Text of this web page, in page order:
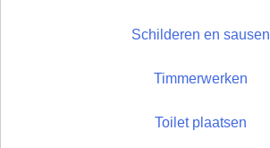
Schilderen en sausen
Timmerwerken
Toilet plaatsen